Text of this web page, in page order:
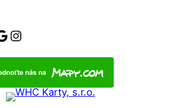
Instagram